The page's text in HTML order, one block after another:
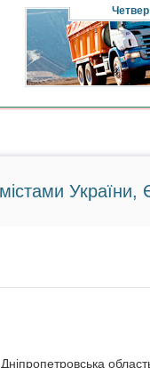
Четвер
України,